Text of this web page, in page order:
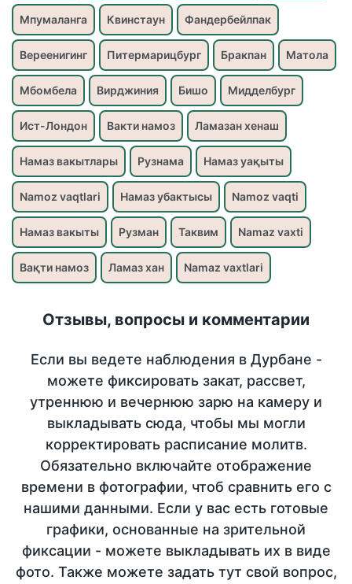
Мпумаланга Квинстаун Фандербейлпак
Вереенигинг Питермарицбург Бракпан Матола
Мбомбела Вирджиния Бишо Мидделбург
Ист-Лондон Вакти намоз Ламазан хенаш
Намаз вакытлары Рузнама Намаз уақыты
Namoz vaqtlari Намаз убактысы Namoz vaqti
Намаз вакыты Рузман Таквим Namaz vaxti
Вақти намоз Ламаз хан Namaz vaxtlari
Отзывы, вопросы и комментарии
Если вы ведете наблюдения в Дурбане -
можете фиксировать закат, рассвет,
утреннюю и вечернюю зарю на камеру и
выкладывать сюда, чтобы мы могли
корректировать расписание молитв.
Обязательно включайте отображение
времени в фотографии, чтоб сравнить его с
нашими данными. Если у вас есть готовые
графики, основанные на зрительной
фиксации - можете выкладывать их в виде
фото. Также можете задать тут свой вопрос,